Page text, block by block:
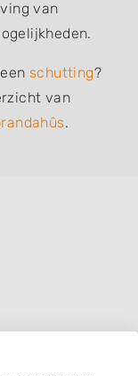
van
schutting?
van
.